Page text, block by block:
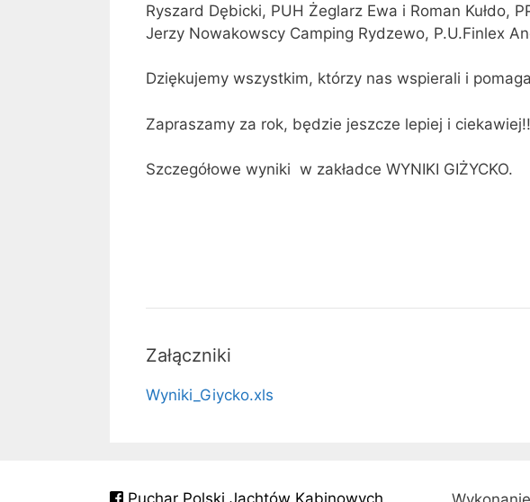
Ryszard Dębicki, PUH Żeglarz Ewa i Roman Kułdo,
Jerzy Nowakowscy Camping Rydzewo, P.U.Finlex
Dziękujemy wszystkim, którzy nas wspierali i
Zapraszamy za rok, będzie jeszcze lepiej i
Szczegółowe wyniki w zakładce WYNIKI GIŻYCKO.
Załączniki
Wyniki_Giycko.xls